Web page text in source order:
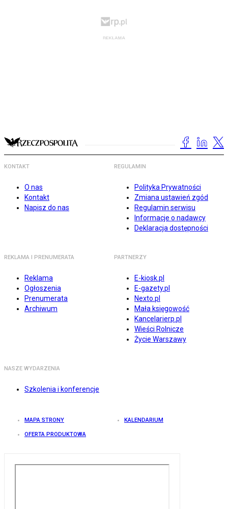
KONTAKT
O nas
Kontakt
Napisz do nas
REGULAMIN
Polityka Prywatności
Zmiana ustawień zgód
Regulamin serwisu
Informacje o nadawcy
Deklaracja dostępności
REKLAMA I PRENUMERATA
Reklama
Ogłoszenia
Prenumerata
Archiwum
PARTNERZY
E-kiosk.pl
E-gazety.pl
Nexto.pl
Mała księgowość
Kancelarierp.pl
Wieści Rolnicze
Życie Warszawy
NASZE WYDARZENIA
Szkolenia i konferencje
MAPA STRONY KALENDARIUM
OFERTA PRODUKTOWA